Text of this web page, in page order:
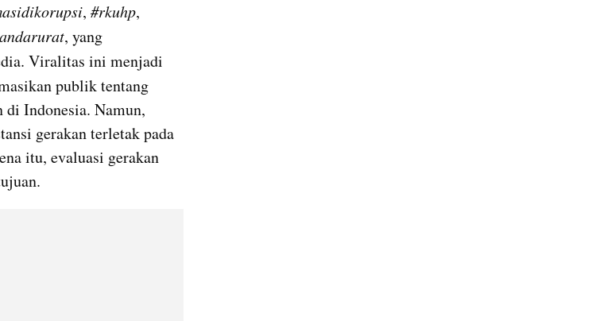
, #rkuhp
, yang
Viralitas ini menjadi
publik tentang
di Indonesia. Namun,
gerakan terletak pada
itu, evaluasi gerakan